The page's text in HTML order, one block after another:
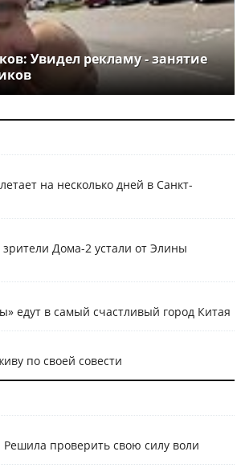
Увидел рекламу - занятие
на несколько дней в Санкт-
Дома-2 устали от Элины
едут в самый счастливый город Китая
по своей совести
проверить свою силу воли